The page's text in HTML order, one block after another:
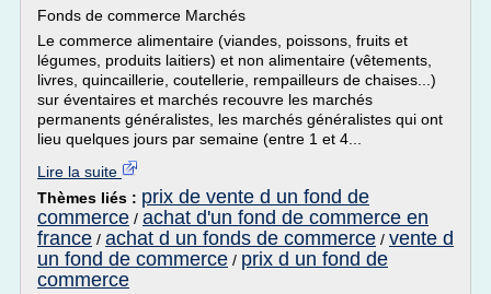
Fonds de commerce Marchés
Le commerce alimentaire (viandes, poissons, fruits et
légumes, produits laitiers) et non alimentaire (vêtements,
livres, quincaillerie, coutellerie, rempailleurs de chaises...)
sur éventaires et marchés recouvre les marchés
permanents généralistes, les marchés généralistes qui ont
lieu quelques jours par semaine (entre 1 et 4...
Lire la suite
Thèmes liés : prix de vente d un fond de
commerce / achat d'un fond de commerce en
france / achat d un fonds de commerce / vente d
un fond de commerce / prix d un fond de
commerce